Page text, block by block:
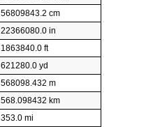
56809843.2 cm
22366080.0 in
1863840.0 ft
621280.0 yd
568098.432 m
568.098432 km
353.0 mi